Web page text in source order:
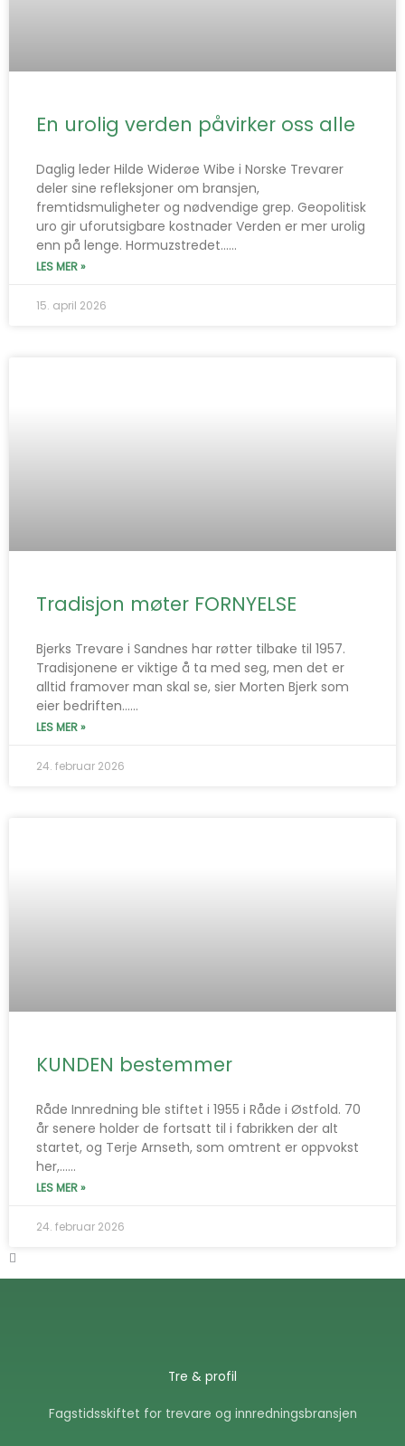
En urolig verden påvirker oss alle
Daglig leder Hilde Widerøe Wibe i Norske Trevarer
deler sine refleksjoner om bransjen,
fremtidsmuligheter og nødvendige grep. Geopolitisk
uro gir uforutsigbare kostnader Verden er mer urolig
enn på lenge. Hormuzstredet…...
LES MER »
15. april 2026
Tradisjon møter FORNYELSE
Bjerks Trevare i Sandnes har røtter tilbake til 1957.
Tradisjonene er viktige å ta med seg, men det er
alltid framover man skal se, sier Morten Bjerk som
eier bedriften…...
LES MER »
24. februar 2026
KUNDEN bestemmer
Råde Innredning ble stiftet i 1955 i Råde i Østfold. 70
år senere holder de fortsatt til i fabrikken der alt
startet, og Terje Arnseth, som omtrent er oppvokst
her,…...
LES MER »
24. februar 2026
Tre & profil
Fagstidsskiftet for trevare og innredningsbransjen